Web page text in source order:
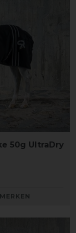
50g UltraDry